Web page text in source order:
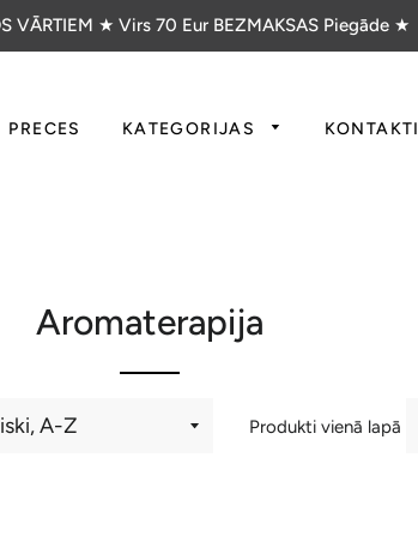
VĀRTIEM ★ Virs 70 Eur BEZMAKSAS Piegāde ★
PRECES KATEGORIJAS KONTAKTI
Aromaterapija
Produkti vienā lapā